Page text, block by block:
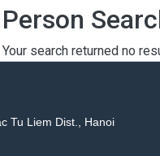
Person
Your search returned no
Tu Liem Dist., Hanoi